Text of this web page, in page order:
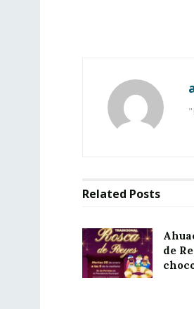
Related Posts
de